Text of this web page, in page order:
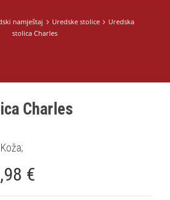
namještaj Uredske stolice
Uredska
stolica Charles
Charles
€